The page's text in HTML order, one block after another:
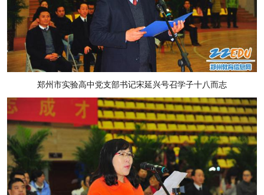
郑州市实验高中党支部书记宋延兴号召学子十八而志